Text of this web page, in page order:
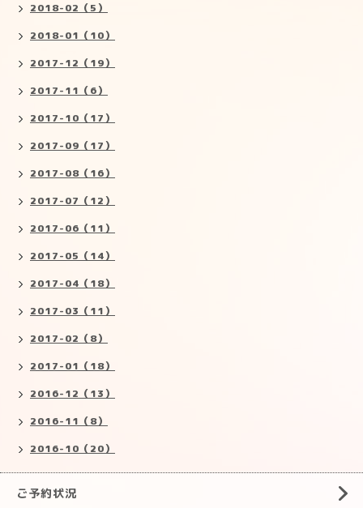
2018-02（5）
2018-01（10）
2017-12（19）
2017-11（6）
2017-10（17）
2017-09（17）
2017-08（16）
2017-07（12）
2017-06（11）
2017-05（14）
2017-04（18）
2017-03（11）
2017-02（8）
2017-01（18）
2016-12（13）
2016-11（8）
2016-10（20）
ご予約状況